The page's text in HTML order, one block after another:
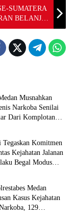
SUMATERA
BELANJA
Musnahkan
Narkoba Senilai
Dari Komplotan
Tegaskan Komitmen
Kejahatan Jalanan
Begal Modus
Medan
Kasus Kejahatan
129